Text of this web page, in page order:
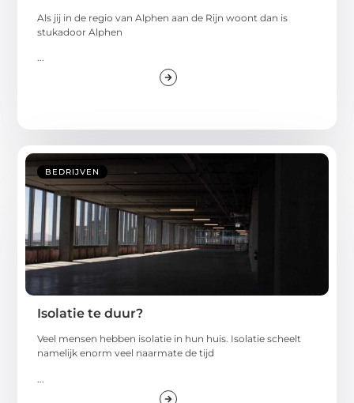
Als jij in de regio van Alphen aan de Rijn woont dan is
stukadoor Alphen
...
BEDRIJVEN
Isolatie te duur?
Veel mensen hebben isolatie in hun huis. Isolatie scheelt
namelijk enorm veel naarmate de tijd